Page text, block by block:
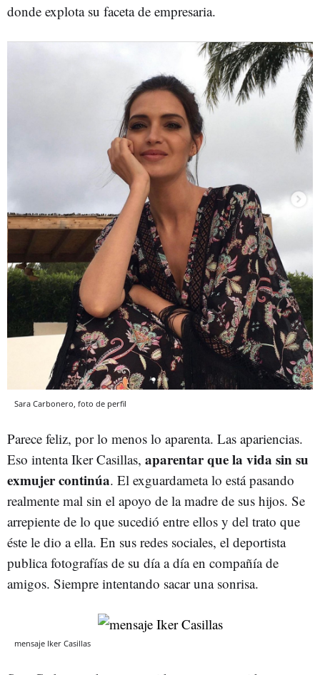
donde explota su faceta de empresaria.
Sara Carbonero, foto de perfil
Parece feliz, por lo menos lo aparenta. Las apariencias.
Eso intenta Iker Casillas, aparentar que la vida sin su
exmujer continúa. El exguardameta lo está pasando
realmente mal sin el apoyo de la madre de sus hijos. Se
arrepiente de lo que sucedió entre ellos y del trato que
éste le dio a ella. En sus redes sociales, el deportista
publica fotografías de su día a día en compañía de
amigos. Siempre intentando sacar una sonrisa.
mensaje Iker Casillas